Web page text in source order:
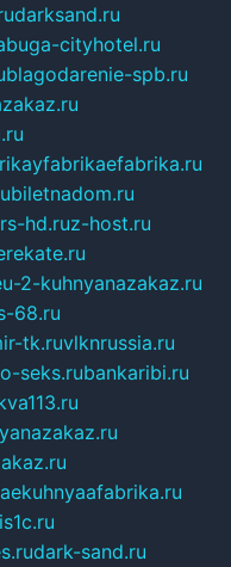
darksand.ru
cityhotel.ru
blagodarenie-spb.ru
biletnadom.ru
hd.ruz-host.ru
2-kuhnyanazakaz.ru
68.ru
tk.ruvlknrussia.ru
seks.rubankaribi.ru
dark-sand.ru